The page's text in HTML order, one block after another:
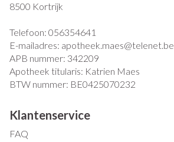
8500 Kortrijk
Telefoon: 056354641
E-mailadres: apotheek.maes@telenet.be
APB nummer: 342209
Apotheek titularis: Katrien Maes
BTW nummer: BE0425070232
Klantenservice
FAQ